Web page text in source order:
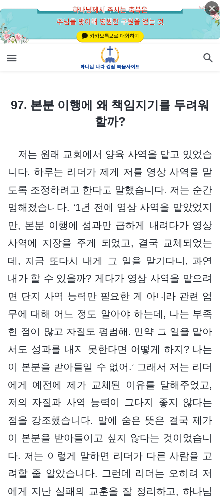
97. 본분 이행에 왜 책임지기를 두려워할까?
97. 본분 이행에 왜 책임지기를 두려워
할까?
저는 원래 교회에서 양육 사역을 맡고 있었습
니다. 하루는 리더가 제게 저를 영상 사역을 맡
도록 조정하려고 한다고 말했습니다. 저는 순간
멍해졌습니다. ‘1년 전에 영상 사역을 맡았었지
만, 본분 이행에 성과만 급하게 내려다가 영상
사역에 지장을 주게 되었고, 결국 교체되었는
데, 지금 또다시 내게 그 일을 맡기다니, 과연
내가 할 수 있을까? 게다가 영상 사역을 맡으려
면 단지 사역 능력만 필요한 게 아니라 관련 업
무에 대해 어느 정도 알아야 하는데, 나는 부족
한 점이 많고 자질도 평범해. 만약 그 일을 맡아
서도 성과를 내지 못한다면 어떻게 하지? 나는
이 본분을 받아들일 수 없어.’ 그래서 저는 리더
에게 예전에 제가 교체된 이유를 말해주었고,
저의 자질과 사역 능력이 그다지 좋지 않다는
점을 강조했습니다. 말에 숨은 뜻은 결국 제가
이 본분을 받아들이고 싶지 않다는 것이었습니
다. 저는 이렇게 말하면 리더가 다른 사람을 고
려할 줄 알았습니다. 그런데 리더는 오히려 저
에게 지난 실패의 교훈을 잘 정리하고, 하나님